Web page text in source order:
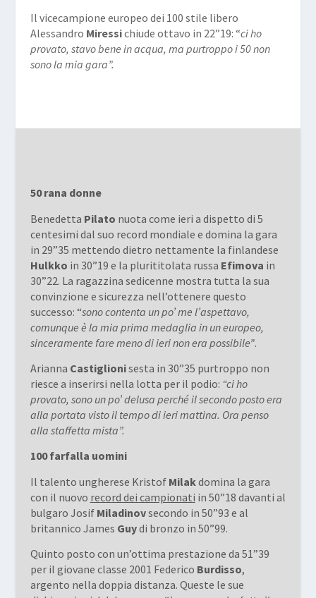
Il vicecampione europeo dei 100 stile libero
Alessandro Miressichiude ottavo in 22”19: “ci ho
provato, stavo bene in acqua, ma purtroppo i 50 non
sono la mia gara”.
50 rana donne
Benedetta Pilato nuota come ieri a dispetto di 5
centesimi dal suo record mondiale e domina la gara
in 29”35 mettendo dietro nettamente la finlandese
Hulkko in 30”19 e la plurititolata russa Efimova in
30”22. La ragazzina sedicenne mostra tutta la sua
convinzione e sicurezza nell’ottenere questo
successo: “sono contenta un po’ me l’aspettavo,
comunque è la mia prima medaglia in un europeo,
sinceramente fare meno di ieri non era possibile”.
Arianna Castiglionisesta in 30”35 purtroppo non
riesce a inserirsi nella lotta per il podio: “ci ho
provato, sono un po’ delusa perché il secondo posto era
alla portata visto il tempo di ieri mattina. Ora penso
alla staffetta mista”.
100 farfalla uomini
Il talento ungherese Kristof Milakdomina la gara
con il nuovo record dei campionati in 50”18 davanti al
bulgaro Josif Miladinovsecondo in 50”93 e al
britannico James Guydi bronzo in 50”99.
Quinto posto con un’ottima prestazione da 51”39
per il giovane classe 2001 Federico Burdisso,
argento nella doppia distanza. Queste le sue